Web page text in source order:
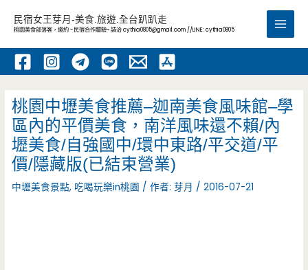
內
民宿女王芽月-美食.旅遊.全台趴趴走
桃園美食部落客，邀約 -民宿合作體驗~ 請洽cythia0805@gmail.com //LINE: cythia0805
Main
桃園中壢美食推薦–迦南美食風味館–學
區內的平價美食，南洋風味還不賴/內
壢美食/自強國中/環中東路/平交道/平
價/隱藏版(已結束營業)
中壢美食景點, 吃喝玩樂in桃園 / 作者:芽月 /2016-07-21